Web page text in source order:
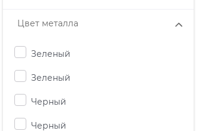
Цвет металла
Зеленый
Зеленый
Черный
Черный